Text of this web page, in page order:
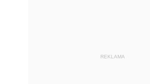
REKLAMA